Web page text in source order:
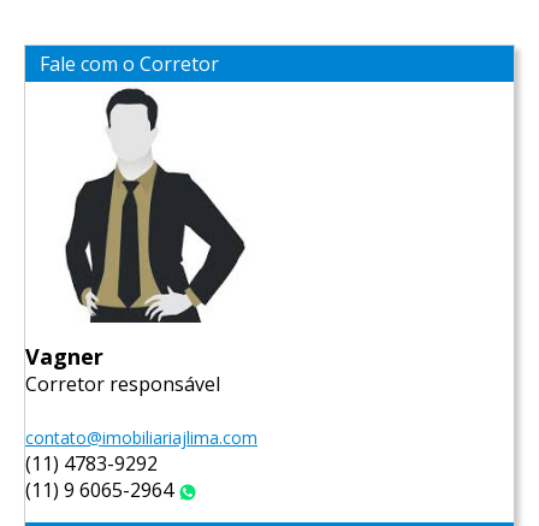
Fale com o Corretor
Vagner
Corretor responsável
contato@imobiliariajlima.com
(11) 4783-9292
(11) 9 6065-2964